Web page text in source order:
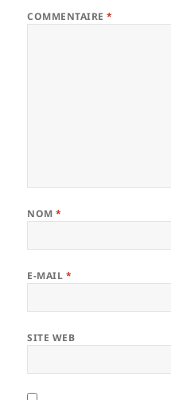
COMMENTAIRE*
NOM*
E-MAIL *
SITE WEB